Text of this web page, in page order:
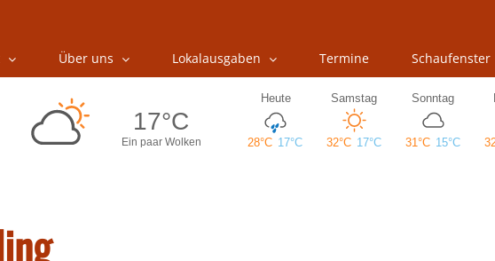
Über uns Lokalausgaben Termine Schaufenster